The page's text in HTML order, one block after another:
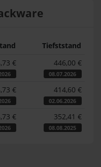
Tiefststand
€ 446,00 €
08.07.2026
€ 414,60 €
02.06.2026
€ 352,41 €
08.08.2025